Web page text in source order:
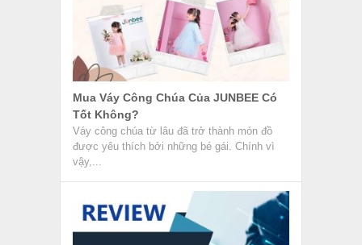
Mua Váy Công Chúa Của JUNBEE Có
Tốt Không?
Váy công chúa từ lâu đã trở thành món đồ
được yêu thích bởi những bé gái. Chính vì
vậy,...